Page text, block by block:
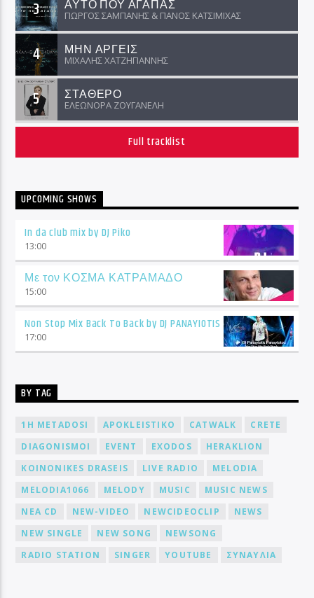
3 ΑΥΤΟ ΠΟΥ ΑΓΑΠΑΣ
ΓΙΩΡΓΟΣ ΣΑΜΠΑΝΗΣ & ΠΑΝΟΣ ΚΑΤΣΙΜΙΧΑΣ
4 ΜΗΝ ΑΡΓΕΙΣ
ΜΙΧΑΛΗΣ ΧΑΤΖΗΓΙΑΝΝΗΣ
5 ΣΤΑΘΕΡΟ
ΕΛΕΩΝΟΡΑ ΖΟΥΓΑΝΕΛΗ
Full tracklist
UPCOMING SHOWS
In da club mix by DJ Piko
13:00
Με τον ΚΟΣΜΑ ΚΑΤΡΑΜΑΔΟ
15:00
Non Stop Mix Back To Back by DJ PANAYIOTIS
17:00
BY TAG
1H METADOSI APOKLEISTIKO CATWALK
CRETE
DIAGONISMOI
EVENT EXODOS
HERAKLION
KOINONIKES DRASEIS
LIVE RADIO
MELODIA
MELODIA1066
MELODY MUSIC
MUSIC NEWS
NEA CD
NEW-VIDEO NEWCIDEOCLIP
NEWS
NEW SINGLE
NEW SONG
NEWSONG
RADIO STATION
SINGER YOUTUBE ΣΥΝΑΥΛΙΑ